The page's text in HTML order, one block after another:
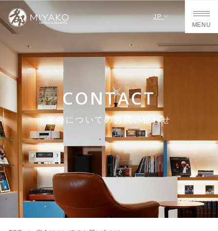
JP
MENU
CONTACT
宴会についてのお問い合わせ